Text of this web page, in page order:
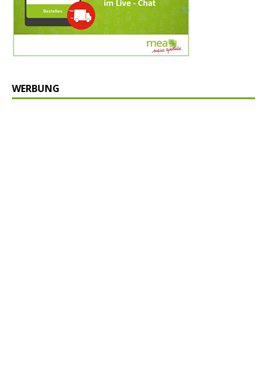
WERBUNG